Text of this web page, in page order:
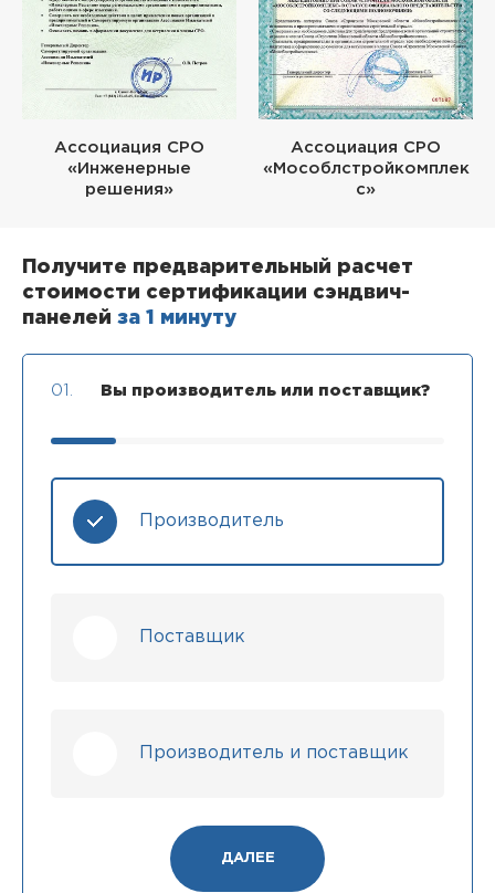
Ассоциация СРО
«Инженерные
решения»
Ассоциация СРО
«Мособлстройкомплек
с»
Получите предварительный расчет
стоимости сертификации сэндвич-
панелей за 1 минуту
01. Вы производитель или поставщик?
Производитель
Поставщик
Производитель и поставщик
ДАЛЕЕ